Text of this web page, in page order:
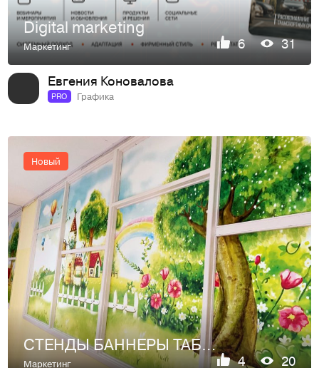
Digital marketing
Маркетинг 6 31
Евгения Коновалова
PRO Графика
Новый
СТЕНДЫ БАННЕРЫ ТАБЛИЧКИ
Маркетинг 4 20